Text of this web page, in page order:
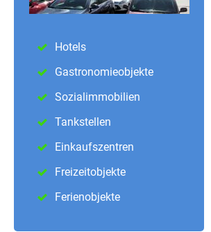
Hotels
Gastronomieobjekte
Sozialimmobilien
Tankstellen
Einkaufszentren
Freizeitobjekte
Ferienobjekte